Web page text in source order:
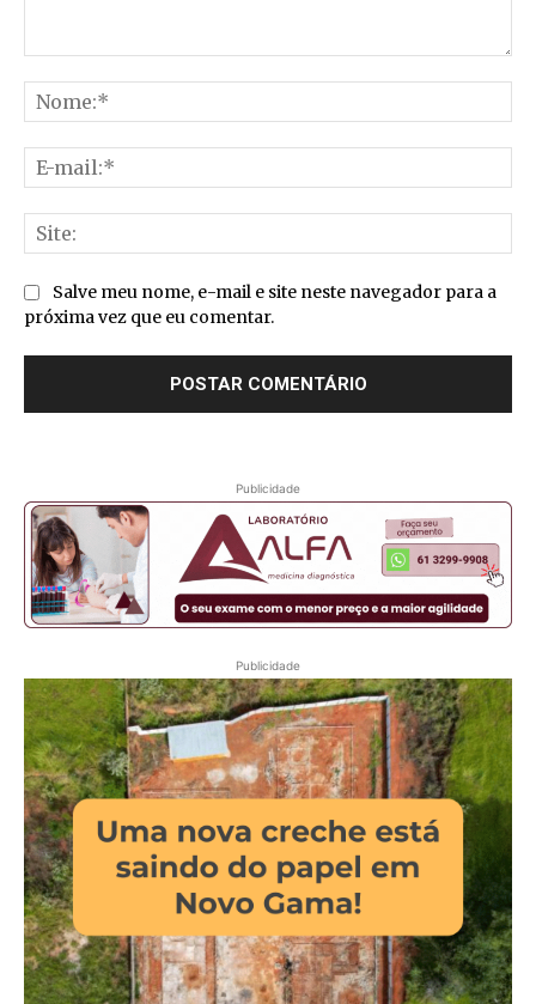
Salve meu nome, e-mail e site neste navegador para a
próxima vez que eu comentar.
Publicidade
Publicidade